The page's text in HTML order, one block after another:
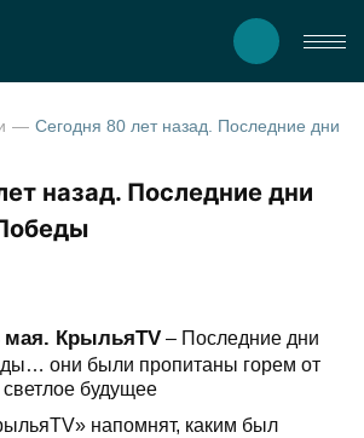
назад. Последние дни
мая. КрыльяTV – Последние дни
они были пропитаны горем от
будущее
напомнят, каким был